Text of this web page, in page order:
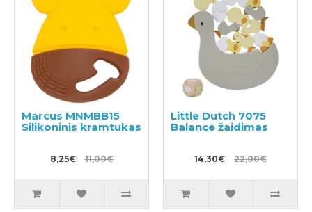
Marcus MNMBB15
Silikoninis kramtukas
8,25€ 11,00€
Little Dutch 7075
Balance žaidimas
14,30€ 22,00€